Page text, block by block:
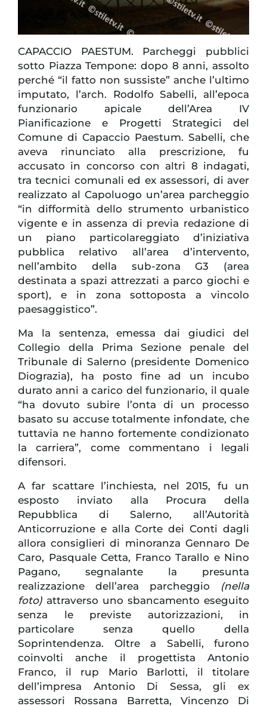
CAPACCIO PAESTUM. Parcheggi pubblici
sotto Piazza Tempone: dopo 8 anni, assolto
perché “il fatto non sussiste” anche l’ultimo
imputato, l’arch. Rodolfo Sabelli, all’epoca
funzionario apicale dell’Area IV
Pianificazione e Progetti Strategici del
Comune di Capaccio Paestum. Sabelli, che
aveva rinunciato alla prescrizione, fu
accusato in concorso con altri 8 indagati,
tra tecnici comunali ed ex assessori, di aver
realizzato al Capoluogo un’area parcheggio
“in difformità dello strumento urbanistico
vigente e in assenza di previa redazione di
un piano particolareggiato d’iniziativa
pubblica relativo all’area d’intervento,
nell’ambito della sub-zona G3 (area
destinata a spazi attrezzati a parco giochi e
sport), e in zona sottoposta a vincolo
paesaggistico”.
Ma la sentenza, emessa dai giudici del
Collegio della Prima Sezione penale del
Tribunale di Salerno (presidente Domenico
Diograzia), ha posto fine ad un incubo
durato anni a carico del funzionario, il quale
“ha dovuto subire l’onta di un processo
basato su accuse totalmente infondate, che
tuttavia ne hanno fortemente condizionato
la carriera”, come commentano i legali
difensori.
A far scattare l’inchiesta, nel 2015, fu un
esposto inviato alla Procura della
Repubblica di Salerno, all’Autorità
Anticorruzione e alla Corte dei Conti dagli
allora consiglieri di minoranza Gennaro De
Caro, Pasquale Cetta, Franco Tarallo e Nino
Pagano, segnalante la presunta
realizzazione dell’area parcheggio (nella
foto) attraverso uno sbancamento eseguito
senza le previste autorizzazioni, in
particolare senza quello della
Soprintendenza. Oltre a Sabelli, furono
coinvolti anche il progettista Antonio
Franco, il rup Mario Barlotti, il titolare
dell’impresa Antonio Di Sessa, gli ex
assessori Rossana Barretta, Vincenzo Di